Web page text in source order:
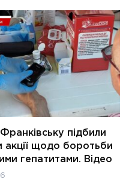
підбили
акції щодо боротьби
гепатитами. Відео